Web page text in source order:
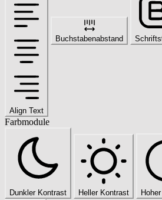
Align Text
Buchstabenabstand
Farbmodule
Dunkler Kontrast Heller Kontrast